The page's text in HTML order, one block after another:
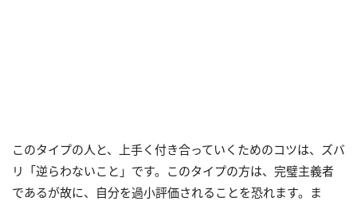
このタイプの人と、上手く付き合っていくためのコツは、ズバ
リ「逆らわないこと」です。このタイプの方は、完璧主義者
であるが故に、自分を過小評価されることを恐れます。ま